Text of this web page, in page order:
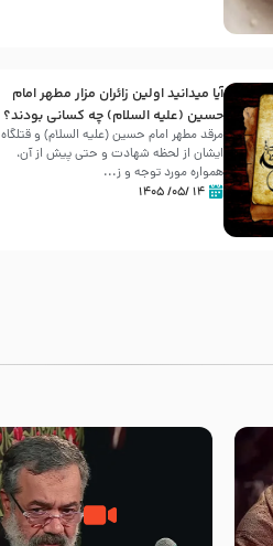
آیا میدانید اولین زائران مزار مطهر امام
حسین (علیه السلام) چه کسانی بودند؟
مرقد مطهر امام حسین (علیه السلام) و قتلگاه
ایشان از لحظه شهادت و حتی پیش از آن،
همواره مورد توجه و ز...
۱۴ /۰۵/ ۱۴۰۵